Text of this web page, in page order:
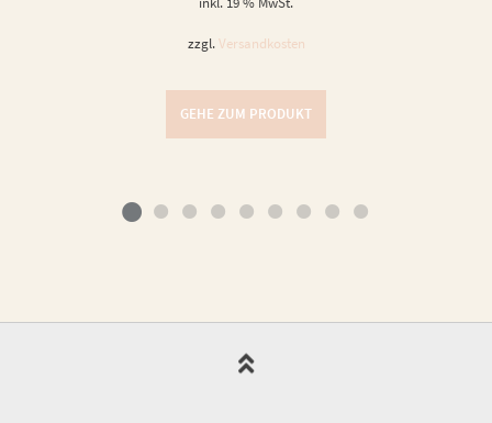
zzgl. Versandkosten
GEHE ZUM PRODUKT